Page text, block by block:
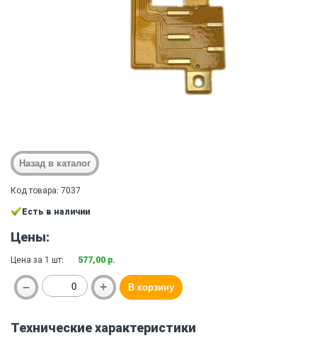
Код товара: 7037
Есть в наличии
Цены:
Цена за 1 шт: 577,00 р.
Технические характеристики